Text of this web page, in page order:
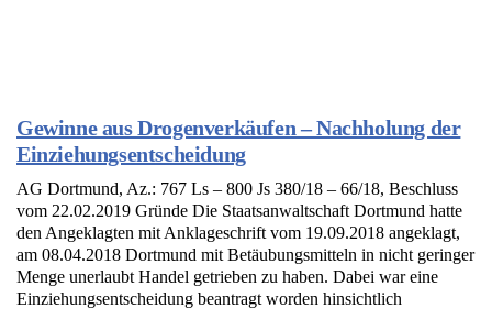
Gewinne aus Drogenverkäufen – Nachholung der
Einziehungsentscheidung
AG Dortmund, Az.: 767 Ls – 800 Js 380/18 – 66/18, Beschluss
vom 22.02.2019 Gründe Die Staatsanwaltschaft Dortmund hatte
den Angeklagten mit Anklageschrift vom 19.09.2018 angeklagt,
am 08.04.2018 Dortmund mit Betäubungsmitteln in nicht geringer
Menge unerlaubt Handel getrieben zu haben. Dabei war eine
Einziehungsentscheidung beantragt worden hinsichtlich